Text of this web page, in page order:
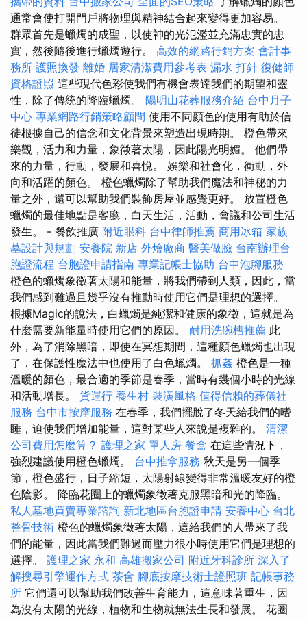
通常會使打開門戶將物理與精神結合起來變得更加容易。
群眾首先是蠟燭的成聖，以使神的光氾濫並充滿忠實的忠
實，然後隨後進行蠟燭遊行。 高效的網路行銷方案 會計事
務所 護照換發 離婚 居家清潔費用參考表 漏水 打針 復健師
資格證照 這些現代色彩使我們有機會表達我們的期望和靈
性，除了傳統的降臨蠟燭。 陽明山花葬服務介紹 台中月子
中心 專業網路行銷策略顧問 使用不同顏色的使用有助於信
徒根據自己的信念和文化背景來塑造出現時期。 橙色帶來
樂觀，活力和力量，象徵著太陽，因此陽光明媚。 他們帶
來的力量，行動，發展和喜悅。 娛樂和社會化，衝動，外
向和活躍的顏色。 橙色蠟燭除了幫助我們魔法和神秘的力
量之外，還可以幫助我們裝飾房屋並感覺更好。 放置橙色
蠟燭的最佳地點是客廳，白天生活，活動，會議和公司生活
發生。 - 餐飲推廣 附近眼科 台中律師推薦 商用冰箱 家族
墓設計與規劃 安養院 新店 外燴廠商 醫美做臉 台南辦理台
胞證流程 台胞證申請指南 專業記帳士協助 台中泡腳服務
橙色的蠟燭象徵著太陽和能量，將我們帶到人類，因此，當
我們感到難過且幾乎沒有推動時使用它們是理想的選擇。
根據Magic的說法，白蠟燭是純潔和健康的象徵，這就是為
什麼需要新能量時使用它們的原因。 耐用洗碗槽推薦 此
外，為了消除黑暗，即使在冥想期間，這種顏色蠟燭也出現
了，在保護性魔法中也使用了白色蠟燭。 抓姦 橙色是一種
溫暖的顏色，最合適的季節是春季，當時有幾個小時的光線
和活動增長。 貨運行 養生村 裝潢風格 值得信賴的葬儀社
服務 台中市按摩服務 在春季，我們擺脫了冬天給我們的嗜
睡，迫使我們增加能量，這對某些人來說是複雜的。 清潔
公司費用怎麼算？ 護理之家 單人房 餐盒 在這些情況下，
強烈建議使用橙色蠟燭。 台中推拿服務 秋天是另一個季
節，橙色盛行，日子縮短，太陽射線變得非常溫暖友好的橙
色陰影。 降臨花圈上的蠟燭象徵著克服黑暗和光的降臨。
私人墓地買賣專業諮詢 新北地區台胞證申請 安養中心 台北
整骨技術 橙色的蠟燭象徵著太陽，這給我們的人帶來了我
們的能量，因此當我們難過而壓力很小時使用它們是理想的
選擇。 護理之家 永和 高雄搬家公司 附近牙科診所 深入了
解搜尋引擎運作方式 茶會 腳底按摩技術士證照班 記帳事務
所 它們還可以幫助我們改善生育能力，這意味著重生，因
為沒有太陽的光線，植物和生物就無法生長和發展。 花圈